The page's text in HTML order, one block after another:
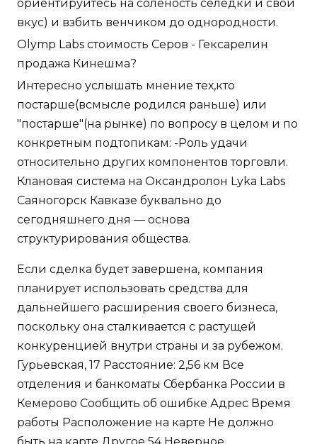
ориентируйтесь на соленость селедки и свой
вкус) и взбить венчиком до однородности.
Olymp Labs стоимость Серов - Гексарелин
продажа Кинешма?
Интересно услышать мнение тех,кто
постарше(всмысле родился раньше) или
"постарше"(на рынке) по вопросу в целом и по
конкретным подтопикам: -Роль удачи
относительно других компонентов торговли.
Клановая система на Оксандролон Lyka Labs
Саяногорск Кавказе буквально до
сегодняшнего дня — основа
структурирования общества.
Если сделка будет завершена, компания
планирует использовать средства для
дальнейшего расширения своего бизнеса,
поскольку она сталкивается с растущей
конкуренцией внутри страны и за рубежом.
Гурьевская, 17 Расстояние: 2,56 км Все
отделения и банкоматы Сбербанка России в
Кемерово Сообщить об ошибке Адрес Время
работы Расположение на карте Не должно
быть на карте Другое 54 Неверное